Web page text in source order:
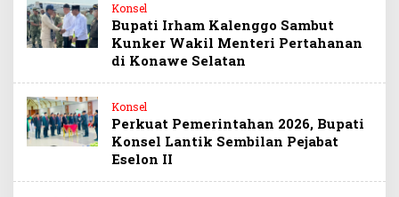
Konsel
Bupati Irham Kalenggo Sambut
Kunker Wakil Menteri Pertahanan
di Konawe Selatan
Konsel
Perkuat Pemerintahan 2026, Bupati
Konsel Lantik Sembilan Pejabat
Eselon II